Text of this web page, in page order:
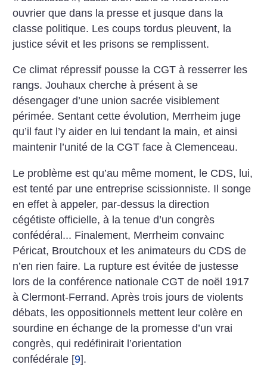
ouvrier que dans la presse et jusque dans la
classe politique. Les coups tordus pleuvent, la
justice sévit et les prisons se remplissent.
Ce climat répressif pousse la CGT à resserrer les
rangs. Jouhaux cherche à présent à se
désengager d’une union sacrée visiblement
périmée. Sentant cette évolution, Merrheim juge
qu’il faut l’y aider en lui tendant la main, et ainsi
maintenir l’unité de la CGT face à Clemenceau.
Le problème est qu’au même moment, le CDS, lui,
est tenté par une entreprise scissionniste. Il songe
en effet à appeler, par-dessus la direction
cégétiste officielle, à la tenue d’un congrès
confédéral... Finalement, Merrheim convainc
Péricat, Broutchoux et les animateurs du CDS de
n’en rien faire. La rupture est évitée de justesse
lors de la conférence nationale CGT de noël 1917
à Clermont-Ferrand. Après trois jours de violents
débats, les oppositionnels mettent leur colère en
sourdine en échange de la promesse d’un vrai
congrès, qui redéfinirait l’orien­tation
confédérale [9].